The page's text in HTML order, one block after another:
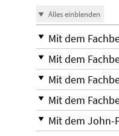
Alles einblenden
Mit dem
Mit dem
Mit dem
Mit dem
Mit dem John-